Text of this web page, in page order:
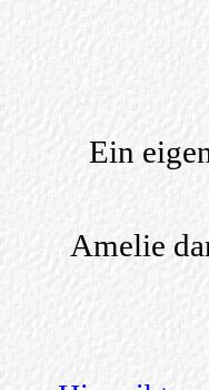
Ein
Amelie